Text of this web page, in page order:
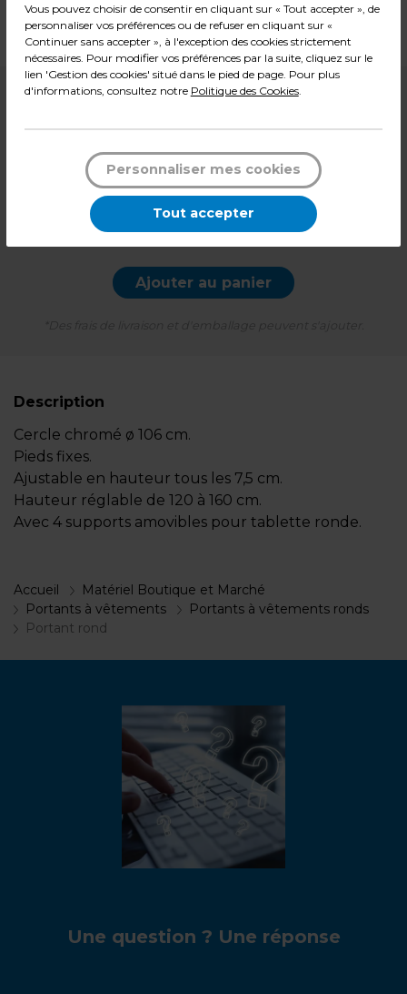
Dimensions : ø 106 cm
Poids : 13,14 kg
106,90€ HT
130,33€ TTC*
l'unité
Quantité - +
Ajouter au panier
Description
Cercle chromé ø 106 cm.
Pieds fixes.
Ajustable en hauteur tous les 7,5 cm.
Hauteur réglable de 120 à 160 cm.
Avec 4 supports amovibles pour tablette ronde.
Accueil
Matériel Boutique et Marché
Portants à vêtements
Portants à vêtements ronds
Portant rond
Une question ? Une réponse
Vous pouvez choisir de consentir en cliquant sur « Tout accepter », de
personnaliser vos préférences ou de refuser en cliquant sur «
Continuer sans accepter », à l'exception des cookies strictement
nécessaires. Pour modifier vos préférences par la suite, cliquez sur le
lien 'Gestion des cookies' situé dans le pied de page. Pour plus
d'informations, consultez notre Politique des Cookies.
Personnaliser mes cookies
Tout accepter